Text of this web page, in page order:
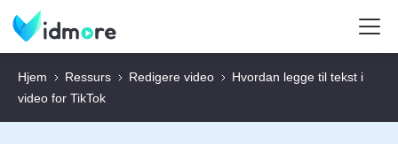
Hjem Ressurs Redigere video
Hvordan legge til tekst i
video for TikTok